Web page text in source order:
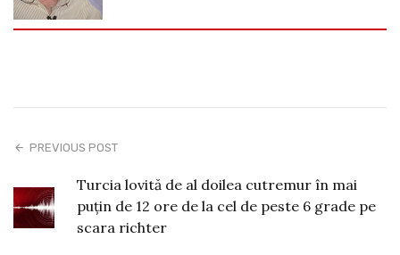
PREVIOUS POST
Turcia lovită de al doilea cutremur în mai
puțin de 12 ore de la cel de peste 6 grade pe
scara richter